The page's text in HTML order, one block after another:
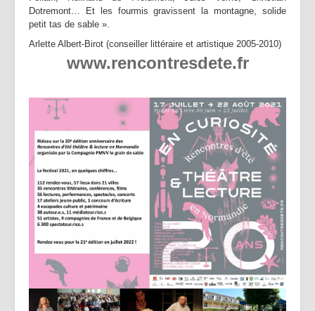
Dotremont… Et les fourmis gravissent la montagne, solide
petit tas de sable ».
Arlette Albert-Birot (conseiller littéraire et artistique 2005-2010)
www.rencontresdete.fr